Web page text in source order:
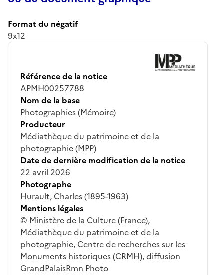
Format du négatif
9x12
Référence de la notice
APMH00257788
Nom de la base
Photographies (Mémoire)
Producteur
Médiathèque du patrimoine et de la
photographie (MPP)
Date de dernière modification de la notice
22 avril 2026
Photographe
Hurault, Charles (1895-1963)
Mentions légales
© Ministère de la Culture (France),
Médiathèque du patrimoine et de la
photographie, Centre de recherches sur les
Monuments historiques (CRMH), diffusion
GrandPalaisRmn Photo